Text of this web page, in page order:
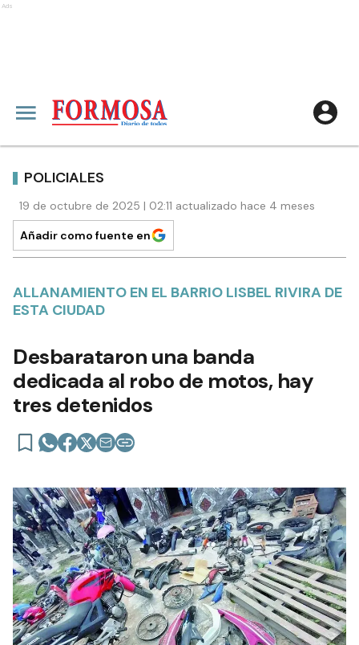
Ads
POLICIALES
19 de octubre de 2025 | 02:11 actualizado hace 4 meses
Añadir como fuente en
ALLANAMIENTO EN EL BARRIO LISBEL RIVIRA DE
ESTA CIUDAD
Desbarataron una banda
dedicada al robo de motos, hay
tres detenidos